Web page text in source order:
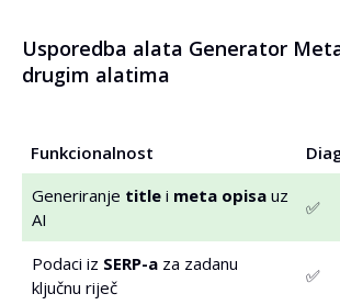
Usporedba alata Generator
drugim alatima
Funkcionalnost
Generiranje title i meta opisa uz
AI
✅
Podaci iz SERP-a za zadanu
ključnu riječ
✅